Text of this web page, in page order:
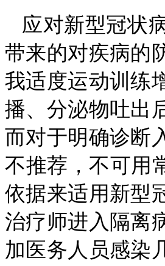
应对新型冠状
带来的对疾病的
我适度运动训练
播、分泌物吐出
而对于明确诊断
不推荐，不可用
依据来适用新型
治疗师进入隔离
加医务人员感染